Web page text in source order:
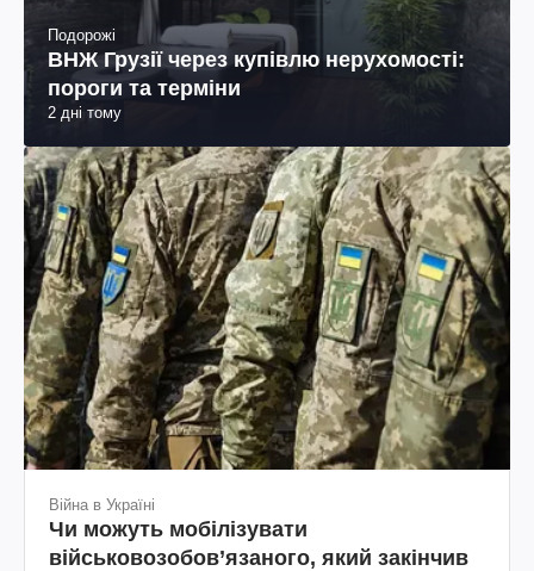
Подорожі
ВНЖ Грузії через купівлю нерухомості:
пороги та терміни
2 дні тому
Війна в Україні
Чи можуть мобілізувати
військовозобов’язаного, який закінчив